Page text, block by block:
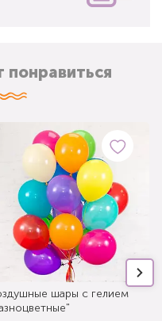
шары с гелием